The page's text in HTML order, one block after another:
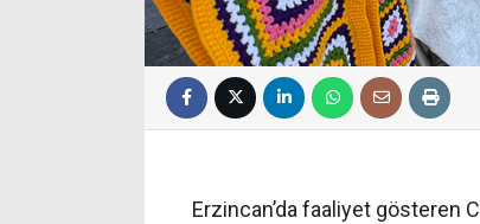
Erzincan’da faaliyet gösteren